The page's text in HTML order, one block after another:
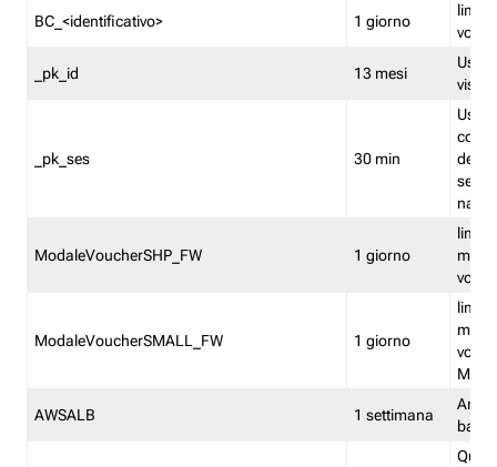
BC_<identificativo> 1 giorno
limita
_pk_id 13 mesi
_pk_ses 30 min
ModaleVoucherSHP_FW 1 giorno
ModaleVoucherSMALL_FW 1 giorno
AWSALB 1 settimana